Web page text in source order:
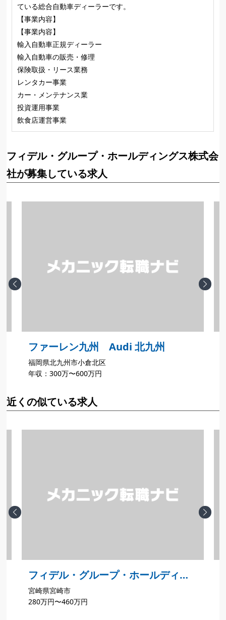
ている総合自動車ディーラーです。
【事業内容】
【事業内容】
輸入自動車正規ディーラー
輸入自動車の販売・修理
保険取扱・リース業務
レンタカー事業
カー・メンテナンス業
投資運用事業
飲食店運営事業
フィデル・グループ・ホールディングス株式会
社が募集している求人
Previous
ファーレン九州 Audi 北九州
福岡県北九州市小倉北区
年収：300万〜600万円
Next
近くの似ている求人
Previous
フィデル・グループ・ホールディン
グス株式会社 アウディ宮崎
宮崎県宮崎市
280万円〜460万円
Next